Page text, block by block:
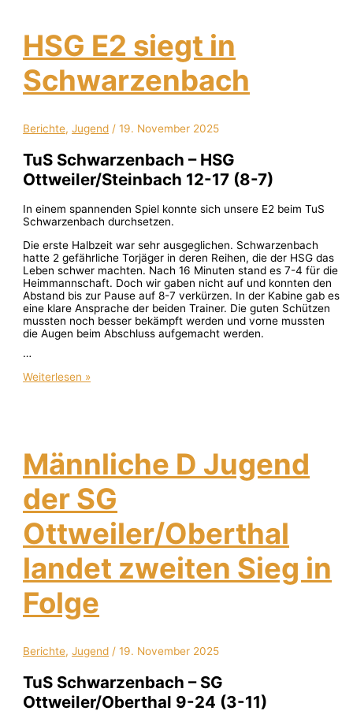
HSG E2 siegt in
Schwarzenbach
Berichte,Jugend /19. November 2025
TuS Schwarzenbach – HSG
Ottweiler/Steinbach 12-17 (8-7)
In einem spannenden Spiel konnte sich unsere E2 beim TuS
Schwarzenbach durchsetzen.
Die erste Halbzeit war sehr ausgeglichen. Schwarzenbach
hatte 2 gefährliche Torjäger in deren Reihen, die der HSG das
Leben schwer machten. Nach 16 Minuten stand es 7-4 für die
Heimmannschaft. Doch wir gaben nicht auf und konnten den
Abstand bis zur Pause auf 8-7 verkürzen. In der Kabine gab es
eine klare Ansprache der beiden Trainer. Die guten Schützen
mussten noch besser bekämpft werden und vorne mussten
die Augen beim Abschluss aufgemacht werden.
…
Weiterlesen »
Männliche D Jugend
der SG
Ottweiler/Oberthal
landet zweiten Sieg in
Folge
Berichte,Jugend /19. November 2025
TuS Schwarzenbach – SG
Ottweiler/Oberthal 9-24 (3-11)